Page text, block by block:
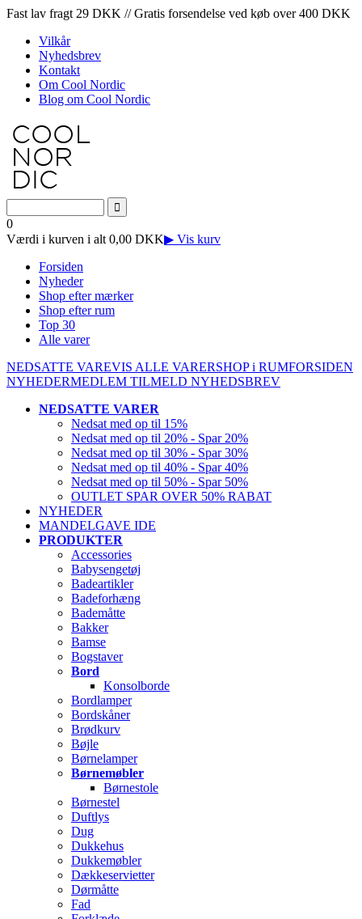
Fast lav fragt 29 DKK // Gratis forsendelse ved køb over 400 DKK
Vilkår
Nyhedsbrev
Kontakt
Om Cool Nordic
Blog om Cool Nordic
0
Værdi i kurven i alt 0,00 DKK▶ Vis kurv
Forsiden
Nyheder
Shop efter mærker
Shop efter rum
Top 30
Alle varer
NEDSATTE VAREVIS ALLE VARERSHOP i RUMFORSIDEN
NYHEDERMEDLEM TILMELD NYHEDSBREV
NEDSATTE VARER
Nedsat med op til 15%
Nedsat med op til 20% - Spar 20%
Nedsat med op til 30% - Spar 30%
Nedsat med op til 40% - Spar 40%
Nedsat med op til 50% - Spar 50%
OUTLET SPAR OVER 50% RABAT
NYHEDER
MANDELGAVE IDE
PRODUKTER
Accessories
Babysengetøj
Badeartikler
Badeforhæng
Bademåtte
Bakker
Bamse
Bogstaver
Bord
Konsolborde
Bordlamper
Bordskåner
Brødkurv
Bøjle
Børnelamper
Børnemøbler
Børnestole
Børnestel
Duftlys
Dug
Dukkehus
Dukkemøbler
Dækkeservietter
Dørmåtte
Fad